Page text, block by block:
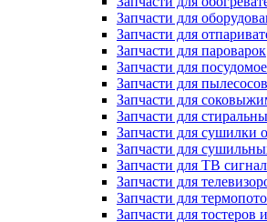
Запчасти для
Запчасти для
Запчасти для пароварок
Запчасти для
Запчасти для пылесосов
Запчасти для
Запчасти для
Запчасти для сушилки
Запчасти для
Запчасти для ТВ
Запчасти для
Запчасти для
Запчасти для тостеров